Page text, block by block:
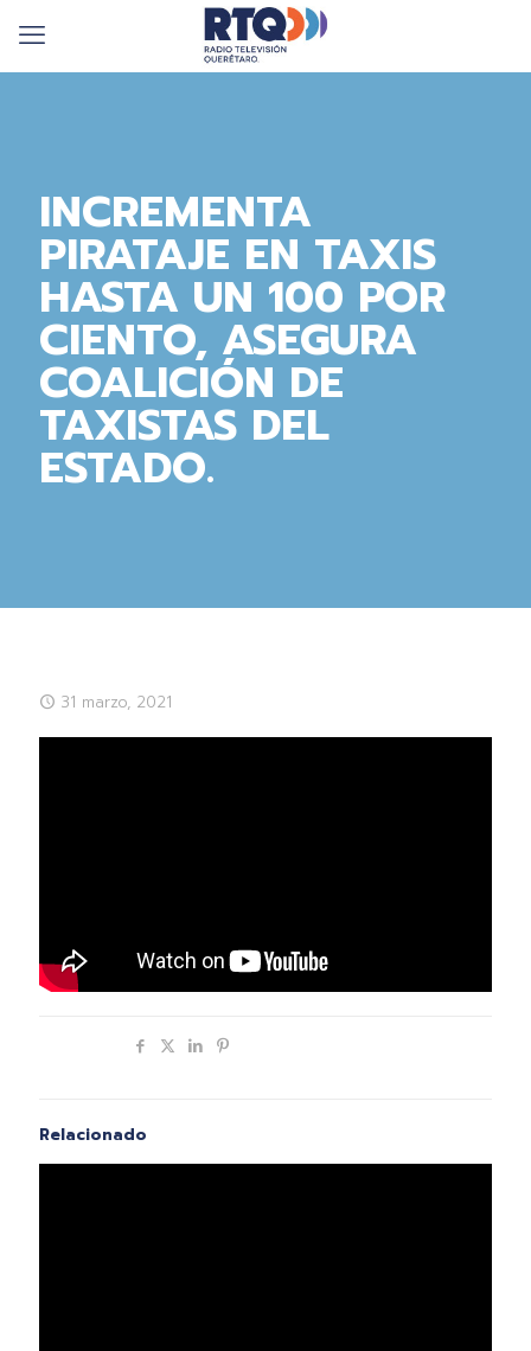
INCREMENTA
PIRATAJE EN TAXIS
HASTA UN 100 POR
CIENTO, ASEGURA
COALICIÓN DE
TAXISTAS DEL
ESTADO.
31 marzo, 2021
Relacionado